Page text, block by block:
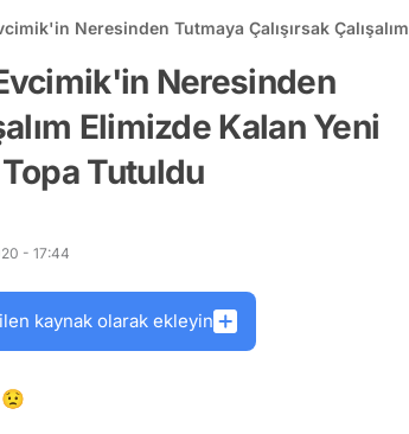
Neresinden Tutmaya Çalışırsak Çalışalım
Neresinden
Elimizde Kalan Yeni
Tutuldu
- 17:44
kaynak olarak ekleyin
😟